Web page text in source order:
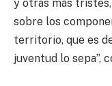
y otras más
sobre los
territorio, que es
juventud lo sepa”,